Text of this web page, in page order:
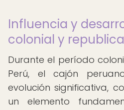
Influencia y
colonial y
Durante el período
Perú, el cajón
evolución significativa,
un elemento